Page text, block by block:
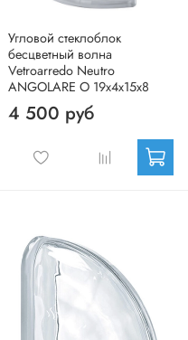
Угловой стеклоблок
бесцветный волна
Vetroarredo Neutro
ANGOLARE O 19x4x15x8
4 500 руб